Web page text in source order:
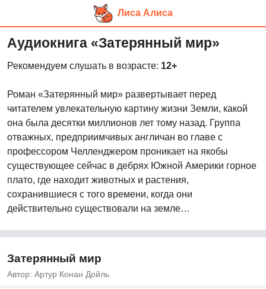
основному
Лиса Алиса
Аудиокнига «Затерянный мир»
Рекомендуем слушать в возрасте: 12+
Роман «Затерянный мир» развертывает перед
читателем увлекательную картину жизни Земли, какой
она была десятки миллионов лет тому назад. Группа
отважных, предприимчивых англичан во главе с
профессором Челленджером проникает на якобы
существующее сейчас в дебрях Южной Америки горное
плато, где находит животных и растения,
сохранившиеся с того времени, когда они
действительно существовали на земле…
Затерянный мир
Автор: Артур Конан Дойль